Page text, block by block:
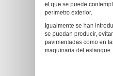
el que se puede
perímetro exterior.
Igualmente se han
se puedan producir,
pavimentadas como en
maquinaria del estanque.